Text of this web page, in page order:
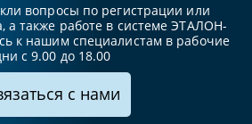
вопросы по регистрации или
а также работе в системе ЭТАЛОН-
к нашим специалистам в рабочие
с 9.00 до 18.00
с нами